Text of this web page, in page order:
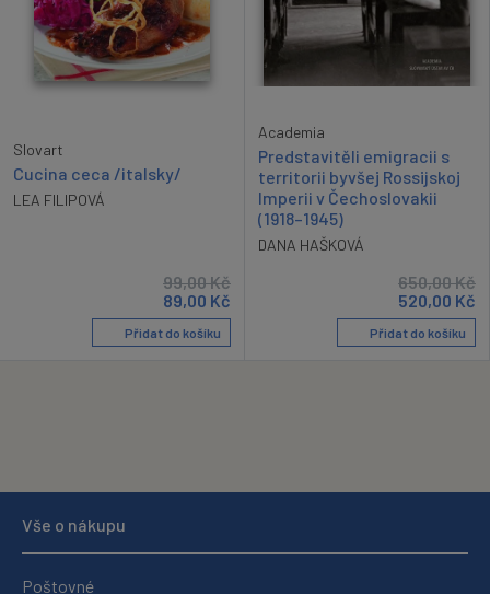
Slovart
Cucina ceca /italsky/
LEA FILIPOVÁ
99,00Kč
89,00 Kč
Přidat do košíku
Academia
Predstavitěli emigracii s
territorii byvšej Rossijskoj
Imperii v Čechoslovakii
(1918–1945)
DANA HAŠKOVÁ
650,00Kč
520,00 Kč
Přidat do košíku
Vše o nákupu
Poštovné